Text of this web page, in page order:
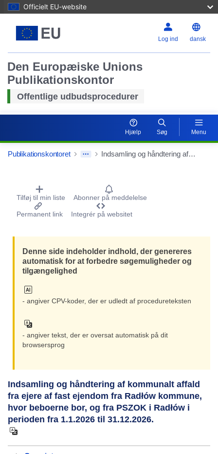
Officielt EU-website
Log ind dansk
Den Europæiske Unions
Publikationskontor
Offentlige udbudsprocedurer
Hjælp Søg Menu
Publikationskontoret Indsamling og håndtering af kommunalt affald fra ejere af fast ejendom fra Radłów kommune, hvor beboerne bor, og fra PSZOK i Radłów i perioden fra 1.1.2026 til 31.12.2026.
Procurement Detail Actions Portlet
Tilføj til min liste Abonner på meddelelse
Permanent link Integrér på websitet
Denne side indeholder indhold, der genereres
automatisk for at forbedre søgemuligheder og
tilgængelighed
- angiver CPV-koder, der er udledt af procedureteksten
- angiver tekst, der er oversat automatisk på dit
browsersprog
Indsamling og håndtering af kommunalt affald
fra ejere af fast ejendom fra Radłów kommune,
hvor beboerne bor, og fra PSZOK i Radłów i
perioden fra 1.1.2026 til 31.12.2026.